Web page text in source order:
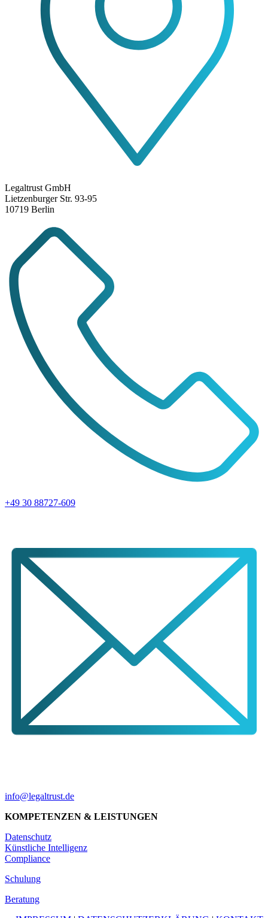
Legaltrust GmbH
Lietzenburger Str. 93-95
10719 Berlin
+49 30 88727-609
info@legaltrust.de
KOMPETENZEN & LEISTUNGEN
Datenschutz
Künstliche Intelligenz
Compliance
Schulung
Beratung